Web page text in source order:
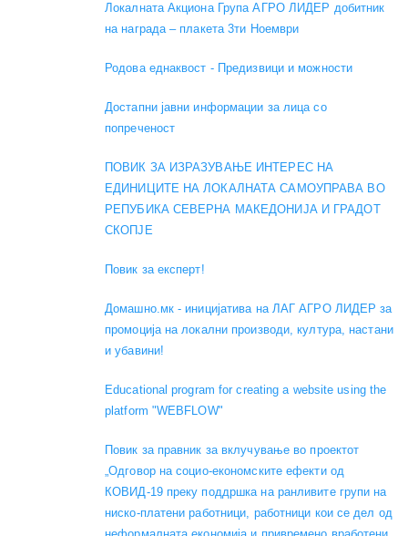
Локалната Акциона Група АГРО ЛИДЕР добитник
на награда – плакета 3ти Ноември
Родова еднаквост - Предизвици и можности
Достапни јавни информации за лица со
попреченост
ПОВИК ЗА ИЗРАЗУВАЊЕ ИНТЕРЕС НА
ЕДИНИЦИТЕ НА ЛОКАЛНАТА САМОУПРАВА ВО
РЕПУБИКА СЕВЕРНА МАКЕДОНИЈА И ГРАДОТ
СКОПЈЕ
Повик за експерт!
Домашно.мк - иницијатива на ЛАГ АГРО ЛИДЕР за
промоција на локални производи, култура, настани
и убавини!
Educational program for creating a website using the
platform "WEBFLOW"
Повик за правник за вклучување во проектот
„Одговор на социо-економските ефекти од
КОВИД-19 преку поддршка на ранливите групи на
ниско-платени работници, работници кои се дел од